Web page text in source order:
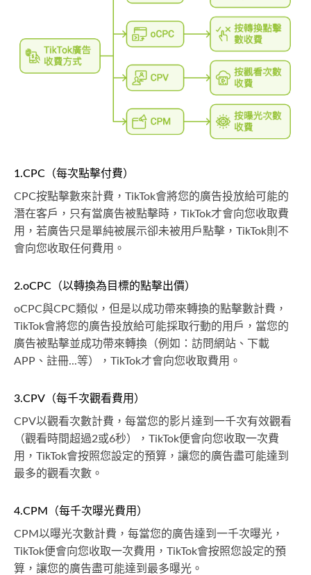
1.CPC（每次點擊付費）
CPC按點擊數來計費，TikTok會將您的廣告投放給可能的
潛在客戶，只有當廣告被點擊時，TikTok才會向您收取費
用，若廣告只是單純被展示卻未被用戶點擊，TikTok則不
會向您收取任何費用。
2.oCPC（以轉換為目標的點擊出價）
oCPC與CPC類似，但是以成功帶來轉換的點擊數計費，
TikTok會將您的廣告投放給可能採取行動的用戶，當您的
廣告被點擊並成功帶來轉換（例如：訪問網站、下載
APP、註冊...等），TikTok才會向您收取費用。
3.CPV（每千次觀看費用）
CPV以觀看次數計費，每當您的影片達到一千次有效觀看
（觀看時間超過2或6秒），TikTok便會向您收取一次費
用，TikTok會按照您設定的預算，讓您的廣告盡可能達到
最多的觀看次數。
4.CPM（每千次曝光費用）
CPM以曝光次數計費，每當您的廣告達到一千次曝光，
TikTok便會向您收取一次費用，TikTok會按照您設定的預
算，讓您的廣告盡可能達到最多曝光。